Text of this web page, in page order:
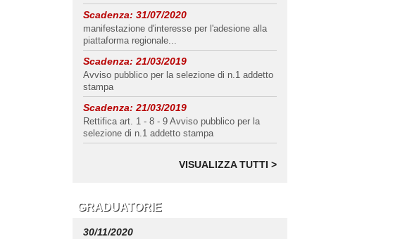
Scadenza: 31/07/2020
manifestazione d'interesse per l'adesione alla
piattaforma regionale...
Scadenza: 21/03/2019
Avviso pubblico per la selezione di n.1 addetto
stampa
Scadenza: 21/03/2019
Rettifica art. 1 - 8 - 9 Avviso pubblico per la
selezione di n.1 addetto stampa
VISUALIZZA TUTTI >
GRADUATORIE
30/11/2020